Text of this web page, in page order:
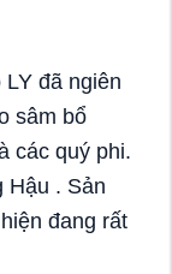
đã ngiên
sâm bổ
các quý phi.
Hậu . Sản
đang rất